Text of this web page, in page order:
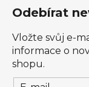
Odebírat
Vložte svůj e-
informace o
shopu.